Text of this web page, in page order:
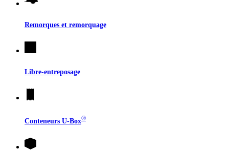
Remorques et remorquage
Libre-entreposage
Conteneurs U-Box®